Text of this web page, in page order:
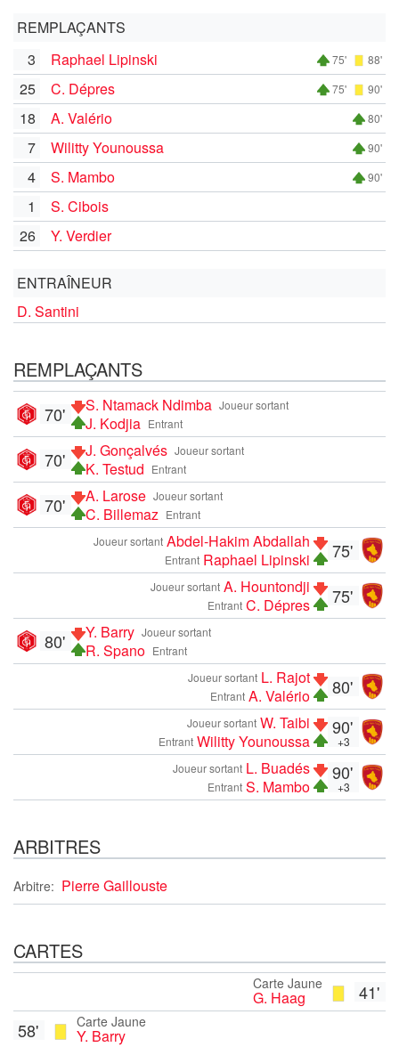
REMPLAÇANTS
3
Raphael Lipinski 75' 88'
25 C. Dépres 75' 90'
18 A. Valério 80'
7 Wilitty Younoussa 90'
4 S. Mambo 90'
1
S. Cibois
26
Y. Verdier
ENTRAÎNEUR
D. Santini
REMPLAÇANTS
Joueur sortant
S. Ntamack Ndimba
Entrant
J. Kodjia
70'
Joueur sortant
J. Gonçalvés
Entrant
K. Testud
70'
Joueur sortant
A. Larose
Entrant
C. Billemaz
70'
75'
Joueur sortant Abdel-Hakim Abdallah
Entrant Raphael Lipinski
75'
Joueur sortant A. Hountondji
Entrant C. Dépres
Joueur sortant
Y. Barry
Entrant
R. Spano
80'
80'
Joueur sortant L. Rajot
Entrant A. Valério
90'
+3
Joueur sortant W. Taibi
Entrant Wilitty Younoussa
90'
+3
Joueur sortant L. Buadés
Entrant S. Mambo
ARBITRES
Arbitre: Pierre Gaillouste
CARTES
41'
Carte Jaune
G. Haag
Carte Jaune
Y. Barry
58'